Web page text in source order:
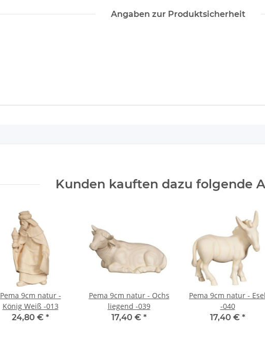
Angaben zur Produktsicherheit
Kunden kauften dazu folgende
Pema 9cm natur -
König Weiß -013
24,80 € *
Pema 9cm natur - Ochs
liegend -039
17,40 € *
Pema 9cm natur - Esel
-040
17,40 € *